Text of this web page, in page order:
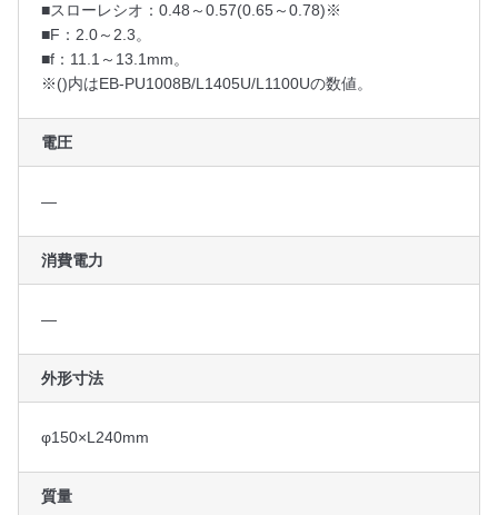
■スローレシオ：0.48～0.57(0.65～0.78)※
■F：2.0～2.3。
■f：11.1～13.1mm。
※()内はEB-PU1008B/L1405U/L1100Uの数値。
電圧
―
消費電力
―
外形寸法
φ150×L240mm
質量